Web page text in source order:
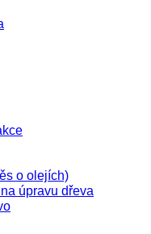
o olejích)
úpravu dřeva